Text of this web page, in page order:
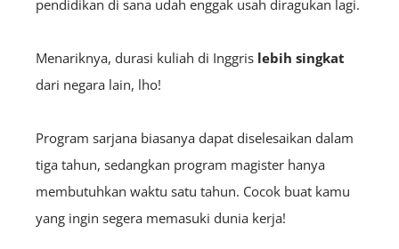
pendidikan di sana udah enggak usah diragukan lagi.
Menariknya, durasi kuliah di Inggris lebih singkat
dari negara lain, lho!
Program sarjana biasanya dapat diselesaikan dalam
tiga tahun, sedangkan program magister hanya
membutuhkan waktu satu tahun. Cocok buat kamu
yang ingin segera memasuki dunia kerja!